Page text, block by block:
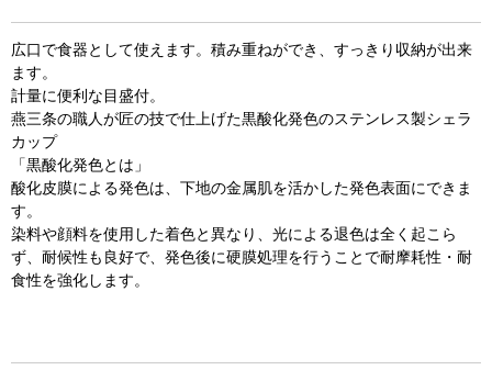
広口で食器として使えます。積み重ねができ、すっきり収納が出来
ます。
計量に便利な目盛付。
燕三条の職人が匠の技で仕上げた黒酸化発色のステンレス製シェラ
カップ
「黒酸化発色とは」
酸化皮膜による発色は、下地の金属肌を活かした発色表面にできま
す。
染料や顔料を使用した着色と異なり、光による退色は全く起こら
ず、耐候性も良好で、発色後に硬膜処理を行うことで耐摩耗性・耐
食性を強化します。